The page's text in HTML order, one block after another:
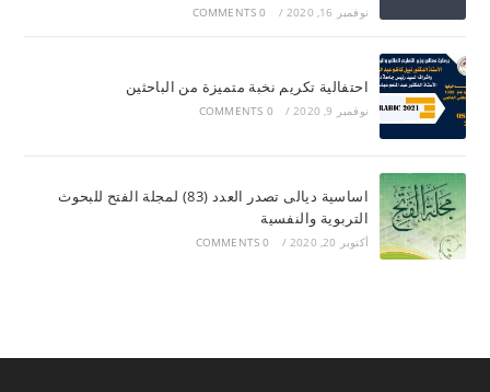
نوفمبر 16, 2020 /
0 COMMENTS
احتفالية تكريم نخبة متميزة من الباحثين
نوفمبر 9, 2020 /
0 COMMENTS
اساسية ديالى تصدر العدد (83) لمجلة الفتح للبحوث
التربوية والنفسية
أكتوبر 20, 2020 /
0 COMMENTS